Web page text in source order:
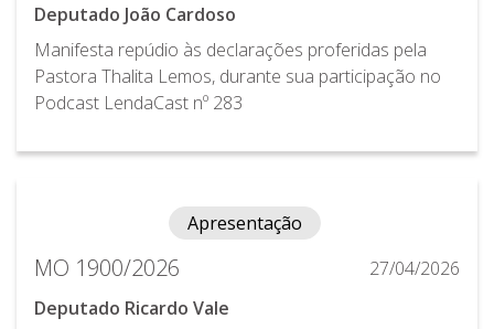
Deputado João Cardoso
Manifesta repúdio às declarações proferidas pela
Pastora Thalita Lemos, durante sua participação no
Podcast LendaCast nº 283
Apresentação
MO 1900/2026
27/04/2026
Deputado Ricardo Vale